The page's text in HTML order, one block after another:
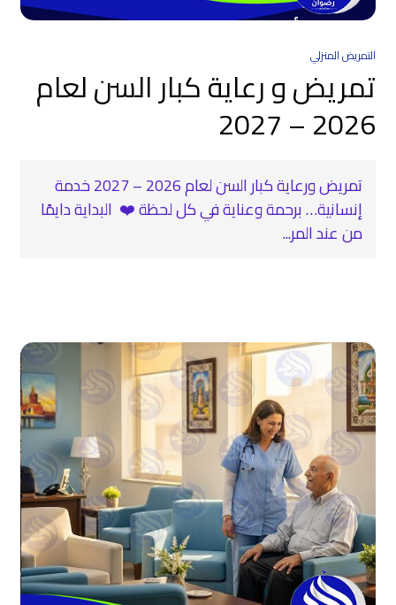
التمريض المنزلي
تمريض و رعاية كبار السن لعام
2026 – 2027
تمريض ورعاية كبار السن لعام 2026 – 2027 خدمة
إنسانية… برحمة وعناية في كل لحظة ❤️‍ ️ البداية دايمًا
من عند المر...